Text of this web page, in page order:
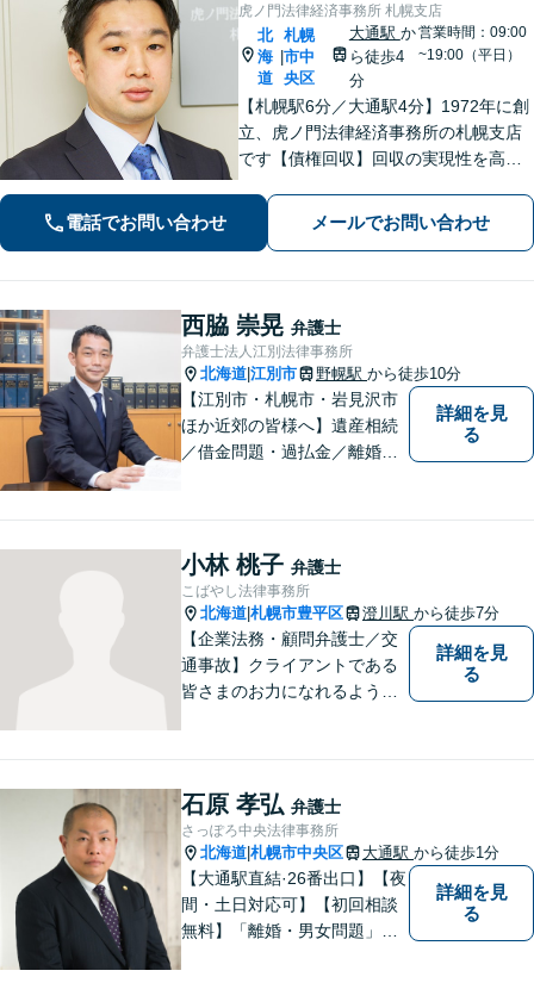
虎ノ門法律経済事務所 札幌支店
北
海
道
|
札幌
市中
央区
大通駅 か
ら徒歩4
分
営業時間：09:00
~19:00（平日）
【札幌駅6分／大通駅4分】1972年に創
立、虎ノ門法律経済事務所の札幌支店
です【債権回収】回収の実現性を高め
けます【労働・雇用】労使双方の対応
経験を活かし、相談者さまのご要望に
電話でお問い合わせ メールでお問い合わせ
西脇 崇晃 弁護士
弁護士法人江別法律事務所
北海道 江別市 野幌駅 から徒歩10分
【江別市・札幌市・岩見沢市
ほか近郊の皆様へ】遺産相続
／借金問題・過払金／離婚／
気軽にお問い合わせ下さい。
詳細を見
る
小林 桃子 弁護士
こばやし法律事務所
北海道 札幌市豊平区 澄川駅 から徒歩7分
【企業法務・顧問弁護士／交
通事故】クライアントである
皆さまのお力になれるよう全
詳細を見
る
石原 孝弘 弁護士
さっぽろ中央法律事務所
北海道 札幌市中央区 大通駅 から徒歩1分
【大通駅直結·26番出口】【夜
間・土日対応可】【初回相談
無料】「離婚・男女問題」
詳細を見
る